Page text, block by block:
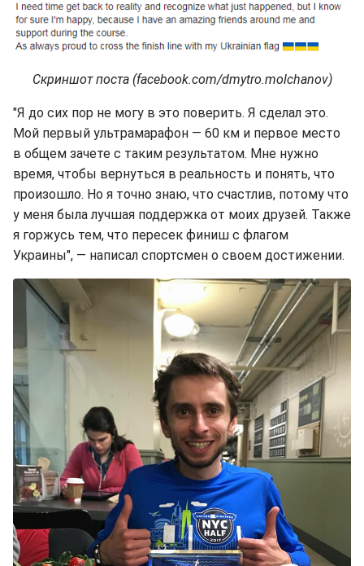
Скриншот поста (facebook.com/dmytro.molchanov)
"Я до сих пор не могу в это поверить. Я сделал это.
Мой первый ультрамарафон — 60 км и первое место
в общем зачете с таким результатом. Мне нужно
время, чтобы вернуться в реальность и понять, что
произошло. Но я точно знаю, что счастлив, потому что
у меня была лучшая поддержка от моих друзей. Также
я горжусь тем, что пересек финиш с флагом
Украины", — написал спортсмен о своем достижении.